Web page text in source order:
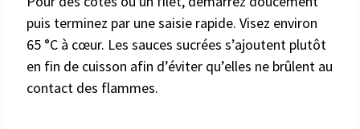
puis terminez par une saisie rapide. Visez environ
65 °C à cœur. Les sauces sucrées s’ajoutent plutôt
en fin de cuisson afin d’éviter qu’elles ne brûlent au
contact des flammes.